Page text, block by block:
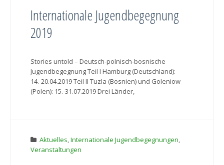
Internationale Jugendbegegnung
2019
Stories untold – Deutsch-polnisch-bosnische
Jugendbegegnung Teil I Hamburg (Deutschland):
14.-20.04.2019 Teil II Tuzla (Bosnien) und Goleniow
(Polen): 15.-31.07.2019 Drei Länder,
Aktuelles,Internationale Jugendbegegnungen,
Veranstaltungen